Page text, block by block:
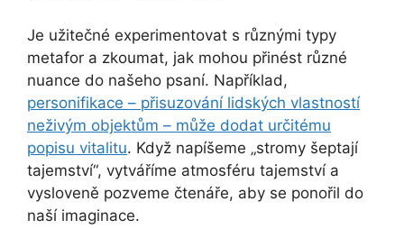
Je užitečné experimentovat s různými typy
metafor a zkoumat, jak mohou přinést různé
nuance do našeho psaní. Například,
personifikace – přisuzování lidských vlastností
neživým objektům – může dodat určitému
popisu vitalitu. Když napíšeme „stromy šeptají
tajemství“, vytváříme atmosféru tajemství a
vysloveně pozveme čtenáře, aby se ponořil do
naší imaginace.